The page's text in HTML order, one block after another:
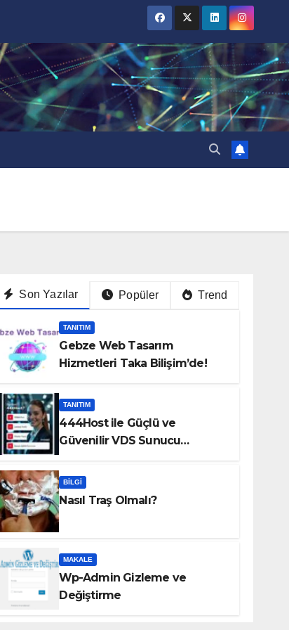
Son Yazılar Popüler Trend
TANITIM
Gebze Web Tasarım
Hizmetleri Taka Bilişim’de!
TANITIM
444Host ile Güçlü ve
Güvenilir VDS Sunucu
BILGI
Nasıl Traş Olmalı?
MAKALE
Wp-Admin Gizleme ve
Değiştirme